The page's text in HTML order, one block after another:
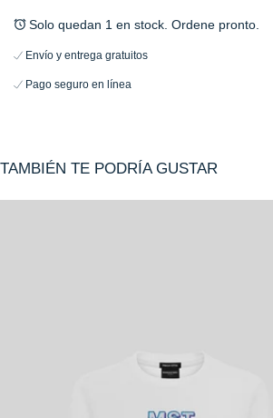
Solo quedan 1 en stock. Ordene pronto.
Envío y entrega gratuitos
Pago seguro en línea
TAMBIÉN TE PODRÍA GUSTAR